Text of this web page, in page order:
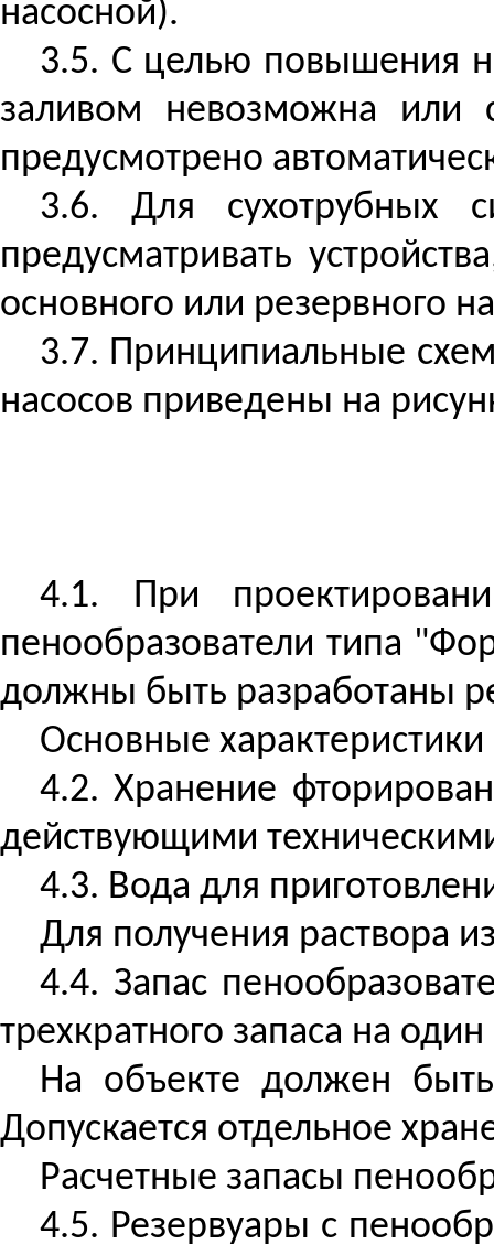
насосной).
3.5. С целью повышения
заливом невозможна или
предусмотрено
3.6. Для сухотрубных
предусматривать
основного или резервного
3.7. Принципиальные
насосов приведены на
4.1. При
пенообразователи типа
должны быть разработаны
Основные
4.2. Хранение
действующими
4.3. Вода для
Для получения раствора
4.4. Запас
трехкратного запаса на
На объекте должен
Допускается отдельное
Расчетные запасы
4.5. Резервуары с